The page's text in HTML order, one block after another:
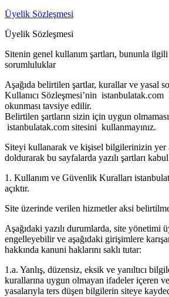
Üyelik Sözleşmesi
Üyelik Sözleşmesi
Sitenin genel kullanım şartları, bununla
sorumluluklar
Aşağıda belirtilen şartlar, kurallar ve yasal
Kullanıcı Sözleşmesi’nin istanbulatak.com
okunması tavsiye edilir.
Belirtilen şartların sizin için uygun
istanbulatak.com sitesini kullanmayınız.
Siteyi kullanarak ve kişisel bilgilerinizin yer
doldurarak bu sayfalarda yazılı şartları kabul
1. Kullanım ve Güvenlik Kuralları
açıktır.
Site üzerinde verilen hizmetler aksi
Aşağıdaki yazılı durumlarda, site yönetimi
engelleyebilir ve aşağıdaki girişimlere
hakkında kanuni haklarını saklı tutar:
1.a. Yanlış, düzensiz, eksik ve yanıltıcı
kurallarına uygun olmayan ifadeler içeren
yasalarıyla ters düşen bilgilerin siteye